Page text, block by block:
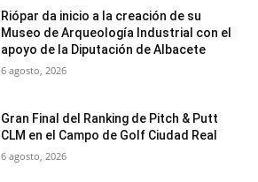
Riópar da inicio a la creación de su
Museo de Arqueología Industrial con el
apoyo de la Diputación de Albacete
6 agosto, 2026
Gran Final del Ranking de Pitch & Putt
CLM en el Campo de Golf Ciudad Real
6 agosto, 2026